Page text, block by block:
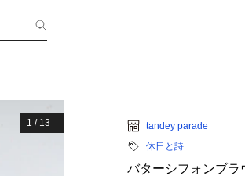
1 / 13
tandey parade
休日と詩
バターシフォンブラ